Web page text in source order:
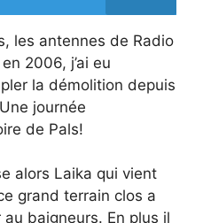
les antennes de Radio
2006, j’ai eu
la démolition depuis
journée
de Pals!
alors Laika qui vient
grand terrain clos a
baigneurs. En plus il